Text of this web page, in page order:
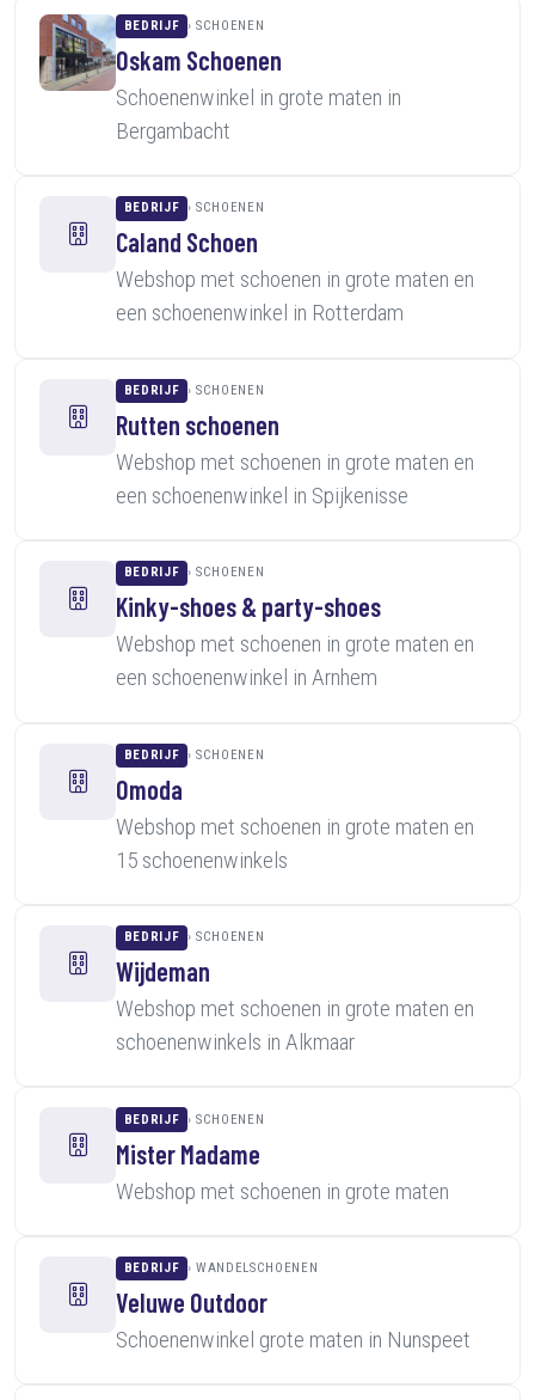
BEDRIJF SCHOENEN
Oskam Schoenen
Schoenenwinkel in grote maten in
Bergambacht
BEDRIJF SCHOENEN
Caland Schoen
Webshop met schoenen in grote maten en
een schoenenwinkel in Rotterdam
BEDRIJF SCHOENEN
Rutten schoenen
Webshop met schoenen in grote maten en
een schoenenwinkel in Spijkenisse
BEDRIJF SCHOENEN
Kinky-shoes & party-shoes
Webshop met schoenen in grote maten en
een schoenenwinkel in Arnhem
BEDRIJF SCHOENEN
Omoda
Webshop met schoenen in grote maten en
15 schoenenwinkels
BEDRIJF SCHOENEN
Wijdeman
Webshop met schoenen in grote maten en
schoenenwinkels in Alkmaar
BEDRIJF SCHOENEN
Mister Madame
Webshop met schoenen in grote maten
BEDRIJF WANDELSCHOENEN
Veluwe Outdoor
Schoenenwinkel grote maten in Nunspeet